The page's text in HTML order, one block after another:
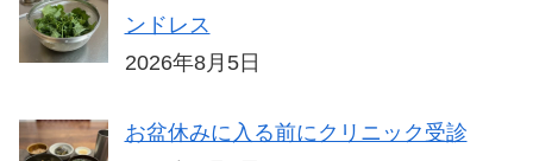
ンドレス
2026年8月5日
お盆休みに入る前にクリニック受診